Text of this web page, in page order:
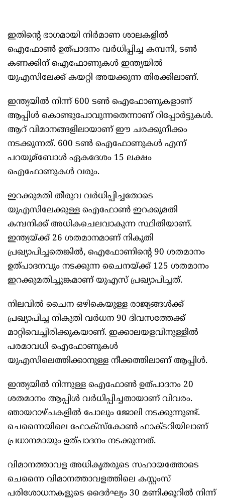
ഇതിന്റെ ഭാഗമായി നിർമാണ ശാലകളില്‍
ഐഫോണ്‍ ഉത്പാദനം വർധിപ്പിച്ച കമ്പനി, ടണ്‍
കണക്കിന് ഐഫോണുകള്‍ ഇന്ത്യയില്‍
യുഎസിലേക്ക് കയറ്റി അയക്കുന്ന തിരക്കിലാണ്.
ഇന്ത്യയില്‍ നിന്ന് 600 ടണ്‍ ഐഫോണുകളാണ്
ആപ്പിള്‍ കൊണ്ടുപോവുന്നതെന്നാണ് റിപ്പോർട്ടുകള്‍.
ആറ് വിമാനങ്ങളിലായാണ് ഈ ചരക്കുനീക്കം
നടക്കുന്നത്. 600 ടണ്‍ ഐഫോണുകള്‍ എന്ന്
പറയുമ്ബോള്‍ ഏകദേശം 15 ലക്ഷം
ഐഫോണുകള്‍ വരും.
ഇറക്കുമതി തീരുവ വർധിപ്പിച്ചതോടെ
യുഎസിലേക്കുള്ള ഐഫോണ്‍ ഇറക്കുമതി
കമ്പനിക്ക് അധികചെലവാകുന്ന സ്ഥിതിയാണ്.
ഇന്ത്യയ്ക്ക് 26 ശതമാനമാണ് നികുതി
പ്രഖ്യാപിച്ചതെങ്കില്‍, ഐഫോണിന്റെ 90 ശതമാനം
ഉത്പാദനവും നടക്കുന്ന ചൈനയ്ക്ക് 125 ശതമാനം
ഇറക്കുമതിച്ചുങ്കമാണ് യുഎസ് പ്രഖ്യാപിച്ചത്.
നിലവില്‍ ചൈന ഒഴികെയുള്ള രാജ്യങ്ങള്‍ക്ക്
പ്രഖ്യാപിച്ച നികുതി വർധന 90 ദിവസത്തേക്ക്
മാറ്റിവെച്ചിരിക്കുകയാണ്. ഇക്കാലയളവിനുള്ളില്‍
പരമാവധി ഐഫോണുകള്‍
യുഎസിലെത്തിക്കാനുള്ള നീക്കത്തിലാണ് ആപ്പിള്‍.
ഇന്ത്യയില്‍ നിന്നുള്ള ഐഫോണ്‍ ഉത്പാദനം 20
ശതമാനം ആപ്പിള്‍ വർധിപ്പിച്ചതായാണ് വിവരം.
ഞായറാഴ്ചകളില്‍ പോലും ജോലി നടക്കുന്നുണ്ട്.
ചെന്നൈയിലെ ഫോക്സ്കോണ്‍ ഫാക്ടറിയിലാണ്
പ്രധാനമായും ഉത്പാദനം നടക്കുന്നത്.
വിമാനത്താവള അധികൃതരുടെ സഹായത്തോടെ
ചെന്നൈ വിമാനത്താവളത്തിലെ കസ്റ്റംസ്
പരിശോധനകളുടെ ദൈർഘ്യം 30 മണിക്കൂറില്‍ നിന്ന്